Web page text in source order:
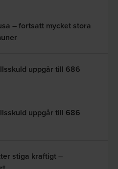
– fortsatt mycket stora
uppgår till 686
uppgår till 686
stiga kraftigt –